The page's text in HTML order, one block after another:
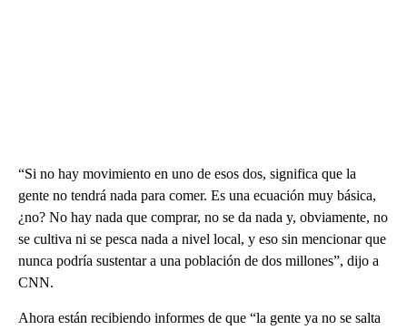
“Si no hay movimiento en uno de esos dos, significa que la
gente no tendrá nada para comer. Es una ecuación muy básica,
¿no? No hay nada que comprar, no se da nada y, obviamente, no
se cultiva ni se pesca nada a nivel local, y eso sin mencionar que
nunca podría sustentar a una población de dos millones”, dijo a
CNN.
Ahora están recibiendo informes de que “la gente ya no se salta